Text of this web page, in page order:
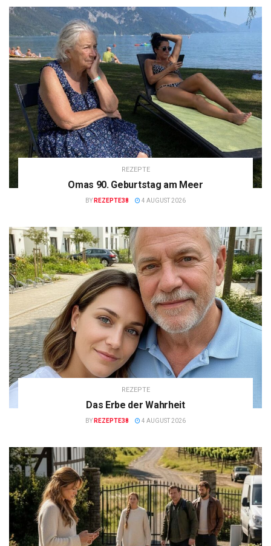
REZEPTE
Omas 90. Geburtstag am Meer
BY REZEPTE38 4 AUGUST 2026
REZEPTE
Das Erbe der Wahrheit
BY REZEPTE38 4 AUGUST 2026